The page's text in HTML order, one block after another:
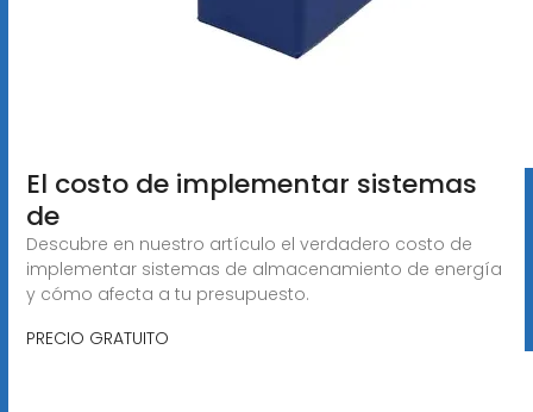
El costo de implementar sistemas
de
Descubre en nuestro artículo el verdadero costo de
implementar sistemas de almacenamiento de energía
y cómo afecta a tu presupuesto.
PRECIO GRATUITO